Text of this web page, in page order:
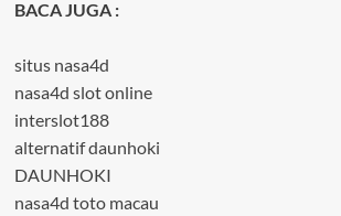
BACA JUGA :
situs nasa4d
nasa4d slot online
interslot188
alternatif daunhoki
DAUNHOKI
nasa4d toto macau